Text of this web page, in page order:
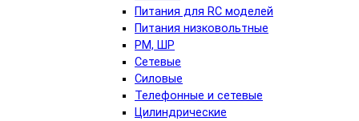
Питания для RC моделей
Питания низковольтные
РМ, ШР
Сетевые
Силовые
Телефонные и сетевые
Цилиндрические